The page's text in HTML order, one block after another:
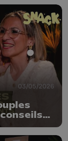
03/05/2026